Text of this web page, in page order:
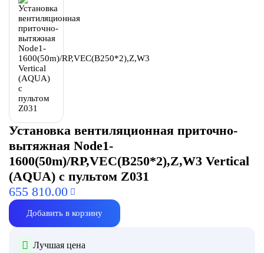
Установка вентиляционная приточно-
вытяжная Node1-
1600(50m)/RP,VEC(B250*2),Z,W3 Vertical
(AQUA) с пультом Z031
655 810.00
Добавить в корзину
Лучшая цена